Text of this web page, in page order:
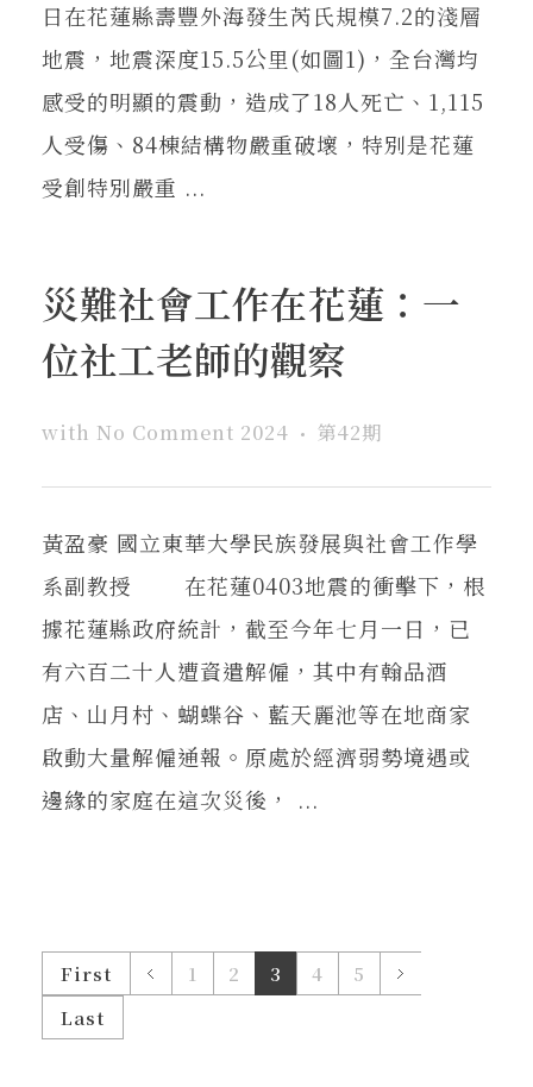
日在花蓮縣壽豐外海發生芮氏規模7.2的淺層
地震，地震深度15.5公里(如圖1)，全台灣均
感受的明顯的震動，造成了18人死亡、1,115
人受傷、84棟結構物嚴重破壞，特別是花蓮
受創特別嚴重 ...
災難社會工作在花蓮：一
位社工老師的觀察
with No Comment 2024 第42期
黃盈豪 國立東華大學民族發展與社會工作學
系副教授 在花蓮0403地震的衝擊下，根
據花蓮縣政府統計，截至今年七月一日，已
有六百二十人遭資遣解僱，其中有翰品酒
店、山月村、蝴蝶谷、藍天麗池等在地商家
啟動大量解僱通報。原處於經濟弱勢境遇或
邊緣的家庭在這次災後， ...
First 1 2 3 4
5
Last